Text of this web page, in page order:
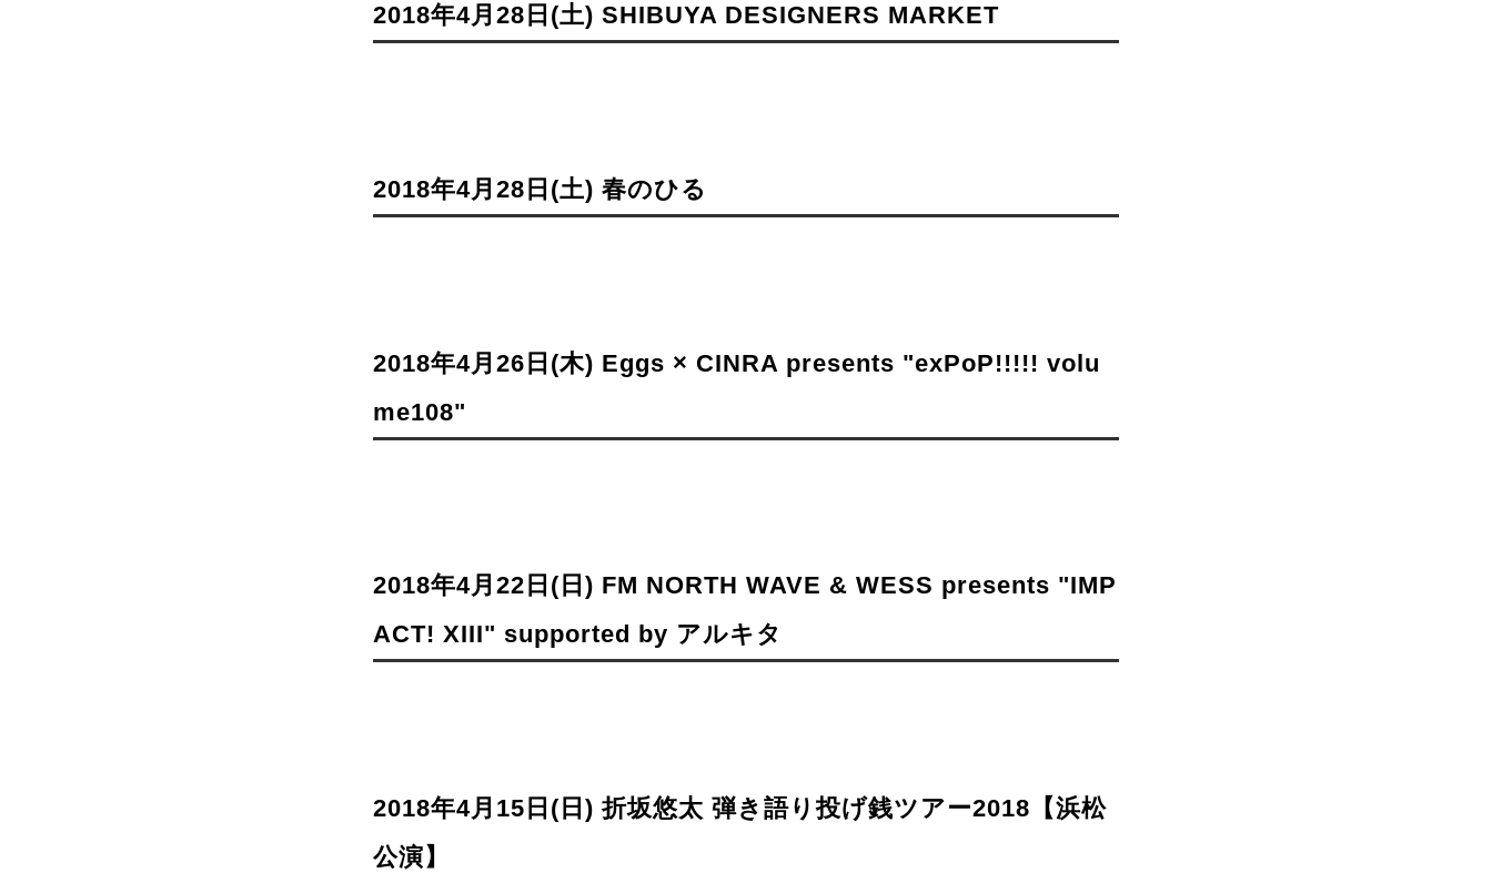
2018年4月28日(土) SHIBUYA DESIGNERS MARKET
2018年4月28日(土) 春のひる
2018年4月26日(木) Eggs × CINRA presents "exPoP!!!!! volu
me108"
2018年4月22日(日) FM NORTH WAVE & WESS presents "IMP
ACT! XIII" supported by アルキタ
2018年4月15日(日) 折坂悠太 弾き語り投げ銭ツアー2018【浜松
公演】